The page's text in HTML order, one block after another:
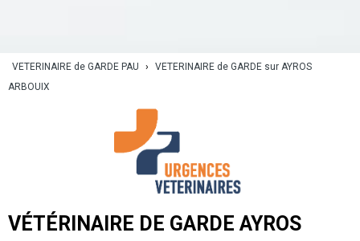
VETERINAIRE de GARDE PAU ›
VETERINAIRE de GARDE sur AYROS
ARBOUIX
VÉTÉRINAIRE DE GARDE AYROS